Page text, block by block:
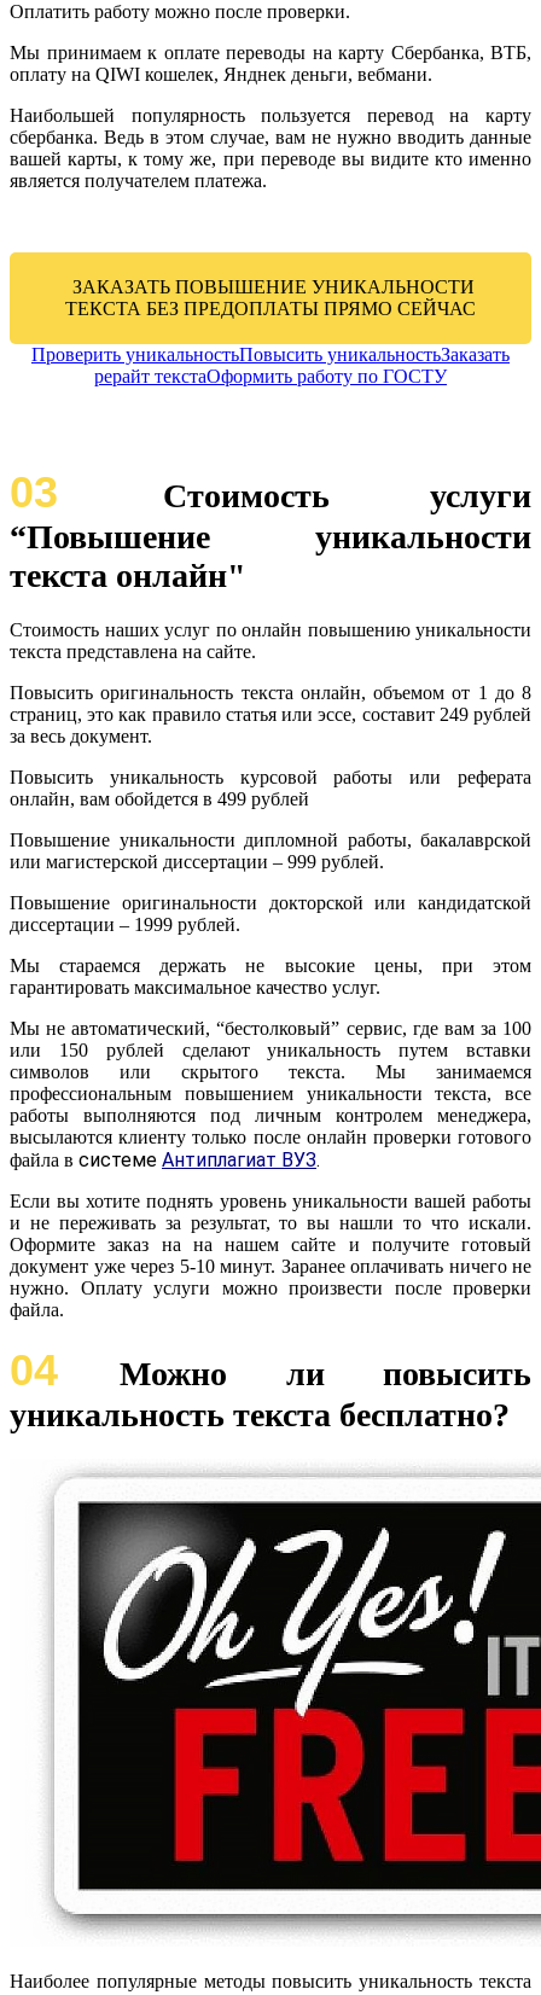
Оплатить работу можно после проверки.
Мы принимаем к оплате переводы на карту Сбербанка, ВТБ,
оплату на QIWI кошелек, Янднек деньги, вебмани.
Наибольшей популярность пользуется перевод на карту
сбербанка. Ведь в этом случае, вам не нужно вводить данные
вашей карты, к тому же, при переводе вы видите кто именно
является получателем платежа.
ЗАКАЗАТЬ ПОВЫШЕНИЕ УНИКАЛЬНОСТИ
ТЕКСТА БЕЗ ПРЕДОПЛАТЫ ПРЯМО СЕЙЧАС
Проверить уникальностьПовысить уникальностьЗаказать
рерайт текстаОформить работу по ГОСТУ
03
Стоимость услуги
“Повышение уникальности
текста онлайн"
Стоимость наших услуг по онлайн повышению уникальности
текста представлена на сайте.
Повысить оригинальность текста онлайн, объемом от 1 до 8
страниц, это как правило статья или эссе, составит 249 рублей
за весь документ.
Повысить уникальность курсовой работы или реферата
онлайн, вам обойдется в 499 рублей
Повышение уникальности дипломной работы, бакалаврской
или магистерской диссертации – 999 рублей.
Повышение оригинальности докторской или кандидатской
диссертации – 1999 рублей.
Мы стараемся держать не высокие цены, при этом
гарантировать максимальное качество услуг.
Мы не автоматический, “бестолковый” сервис, где вам за 100
или 150 рублей сделают уникальность путем вставки
символов или скрытого текста. Мы занимаемся
профессиональным повышением уникальности текста, все
работы выполняются под личным контролем менеджера,
высылаются клиенту только после онлайн проверки готового
файла в системе Антиплагиат ВУЗ.
Если вы хотите поднять уровень уникальности вашей работы
и не переживать за результат, то вы нашли то что искали.
Оформите заказ на на нашем сайте и получите готовый
документ уже через 5-10 минут. Заранее оплачивать ничего не
нужно. Оплату услуги можно произвести после проверки
файла.
04Можно ли повысить
уникальность текста бесплатно?
Наиболее популярные методы повысить уникальность текста